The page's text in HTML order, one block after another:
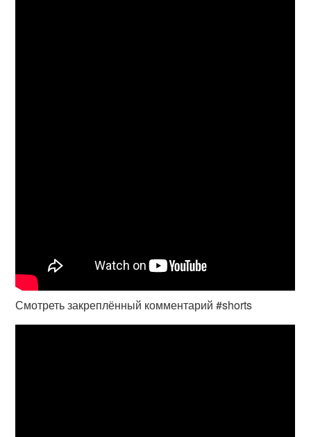
Смотреть закреплённый комментарий #shorts